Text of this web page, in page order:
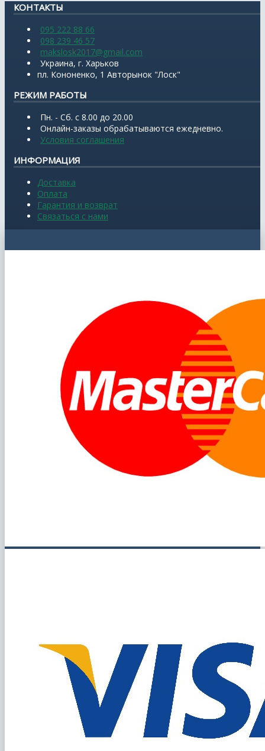
КОНТАКТЫ
095 222 88 66
098 239 46 57
makslosk2017@gmail.com
Украина, г. Харьков
пл. Кононенко, 1 Авторынок "Лоск"
РЕЖИМ РАБОТЫ
Пн. - Сб. с 8.00 до 20.00
Онлайн-заказы обрабатываются ежедневно.
Условия соглашения
ИНФОРМАЦИЯ
Доставка
Оплата
Гарантия и возврат
Связаться с нами